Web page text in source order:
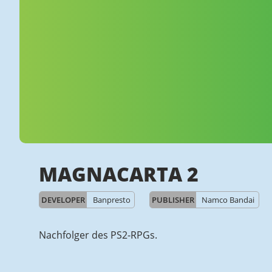
MAGNACARTA 2
DEVELOPER Banpresto PUBLISHER Namco Bandai
Nachfolger des PS2-RPGs.